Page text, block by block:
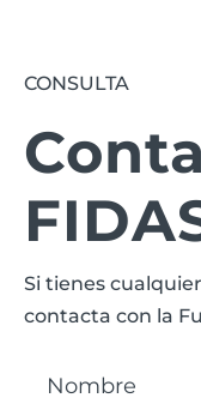
CONSULTA
Si tienes
contacta con la